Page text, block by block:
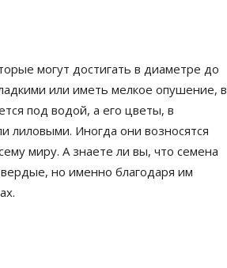
могут достигать в диаметре до
или иметь мелкое опушение, в
под водой, а его цветы, в
лиловыми. Иногда они возносятся
миру. А знаете ли вы, что семена
но именно благодаря им